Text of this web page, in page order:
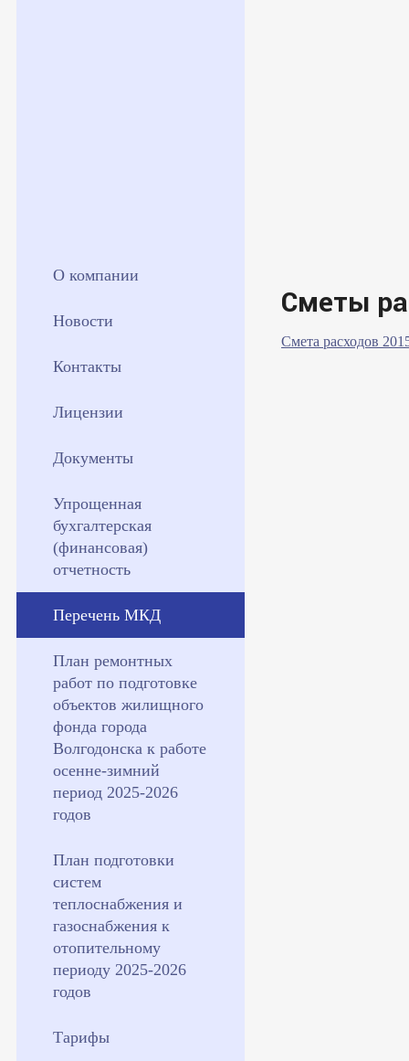
О компании
Новости
Контакты
Лицензии
Документы
Упрощенная
бухгалтерская
(финансовая)
отчетность
Перечень МКД
План ремонтных
работ по подготовке
объектов жилищного
фонда города
Волгодонска к работе
осенне-зимний
период 2025-2026
годов
План подготовки
систем
теплоснабжения и
газоснабжения к
отопительному
периоду 2025-2026
годов
Тарифы
Сметы
Смета расходов